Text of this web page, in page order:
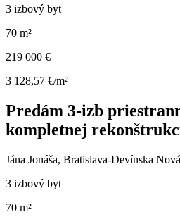
3 izbový byt
70 m²
219 000 €
3 128,57 €/m²
Predám 3-izb
kompletnej
Jána Jonáša, Bratislava-Devínska
3 izbový byt
70 m²